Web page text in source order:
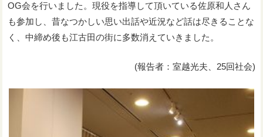
OG会を行いました。現役を指導して頂いている佐原和人さん
も参加し、昔なつかしい思い出話や近況など話は尽きることな
く、中締め後も江古田の街に多数消えていきました。
(報告者：室越光夫、25回社会)